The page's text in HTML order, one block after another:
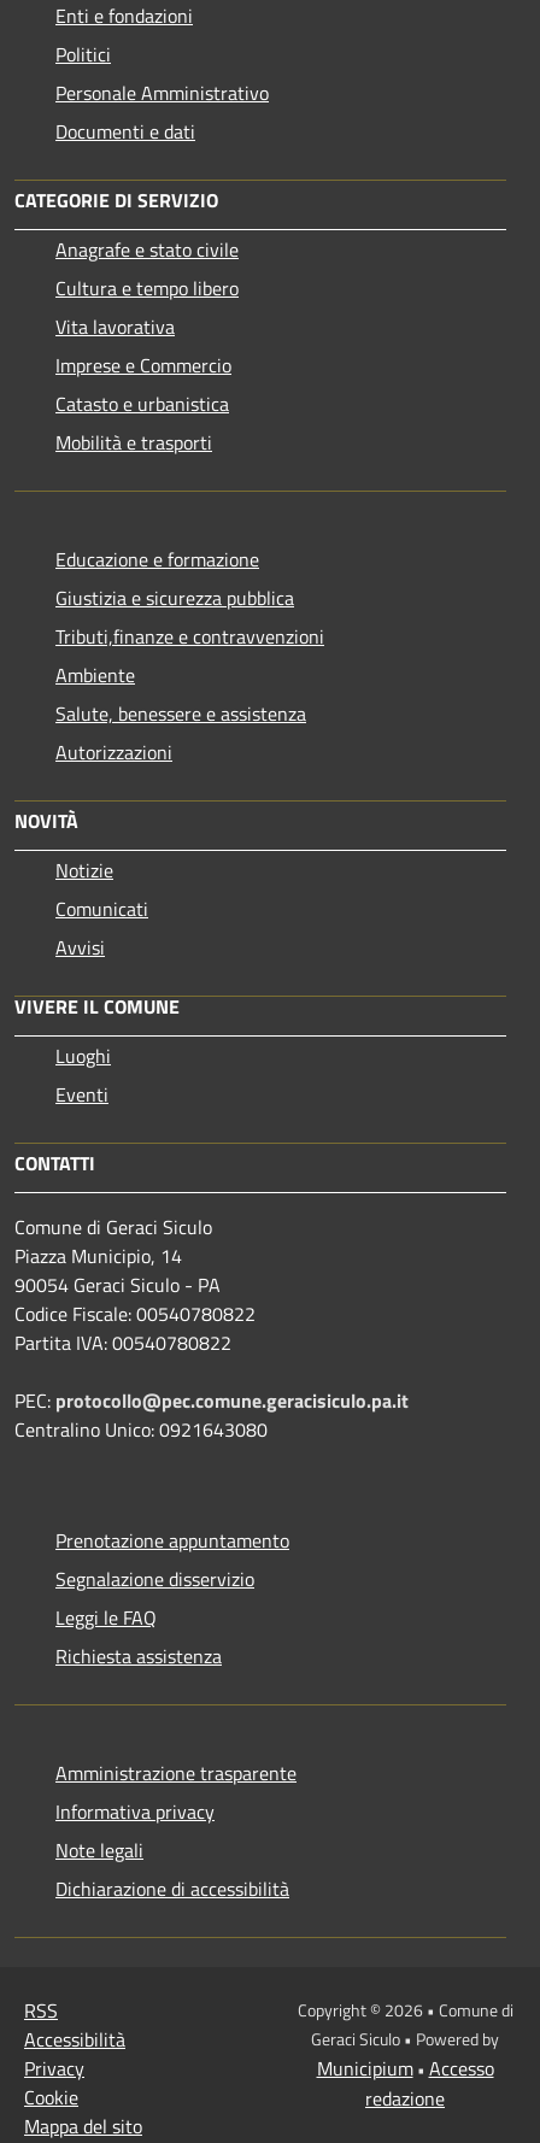
Enti e fondazioni
Politici
Personale Amministrativo
Documenti e dati
CATEGORIE DI SERVIZIO
Anagrafe e stato civile
Cultura e tempo libero
Vita lavorativa
Imprese e Commercio
Catasto e urbanistica
Mobilità e trasporti
Educazione e formazione
Giustizia e sicurezza pubblica
Tributi,finanze e contravvenzioni
Ambiente
Salute, benessere e assistenza
Autorizzazioni
NOVITÀ
Notizie
Comunicati
Avvisi
VIVERE IL COMUNE
Luoghi
Eventi
CONTATTI
Comune di Geraci Siculo
Piazza Municipio, 14
90054 Geraci Siculo - PA
Codice Fiscale: 00540780822
Partita IVA: 00540780822
PEC: protocollo@pec.comune.geracisiculo.pa.it
Centralino Unico: 0921643080
Prenotazione appuntamento
Segnalazione disservizio
Leggi le FAQ
Richiesta assistenza
Amministrazione trasparente
Informativa privacy
Note legali
Dichiarazione di accessibilità
RSS
Accessibilità
Privacy
Cookie
Mappa del sito
Copyright © 2026 • Comune di
Geraci Siculo • Powered by
Municipium• Accesso
redazione